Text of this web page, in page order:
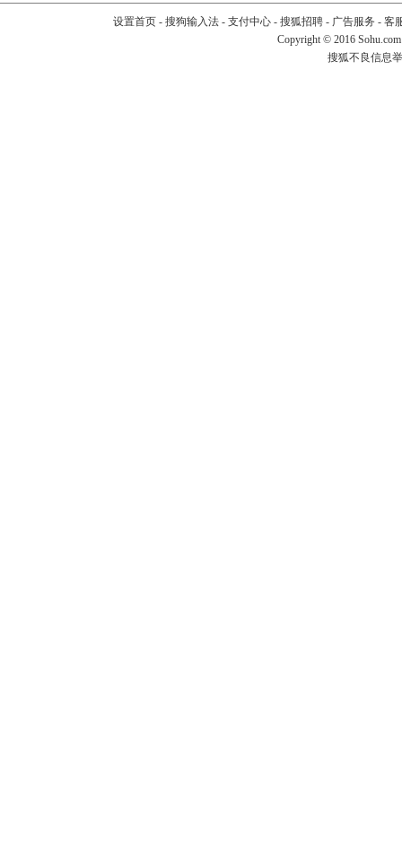
设置首页- 搜狗输入法- 支付中心- 搜狐招聘- 广告服务 - 客
Copyright © 2016
搜狐不良信息